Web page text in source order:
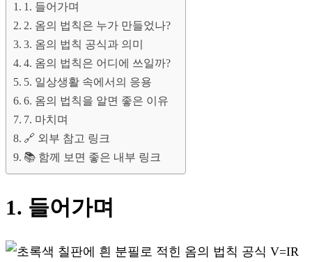
1. 들어가며
2. 옴의 법칙은 누가 만들었나?
3. 옴의 법칙 공식과 의미
4. 옴의 법칙은 어디에 쓰일까?
5. 일상생활 속에서의 응용
6. 옴의 법칙을 알면 좋은 이유
7. 마치며
🔗 외부 참고 링크
📚 함께 보면 좋은 내부 링크
1. 들어가며